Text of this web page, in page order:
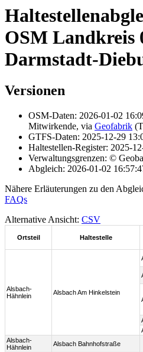
OSM Landkreis
Darmstadt-
Versionen
OSM-Daten: 2026-01-02
Mitwirkende, via Geofabrik
GTFS-Daten: 2025-12-29
Haltestellen-Register: 2025-
Verwaltungsgrenzen: ©
Abgleich: 2026-01-02
Nähere Erläuterungen zu den
FAQs
Alternative Ansicht: CSV
Ortsteil Haltestelle
Alsbach-
Hähnlein
Alsbach Am Hinkelstein
Alsbach-
Hähnlein
Alsbach Bahnhofstraße